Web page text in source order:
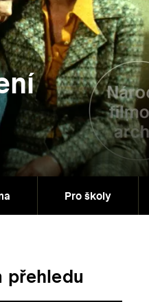
Pro školy
přehledu